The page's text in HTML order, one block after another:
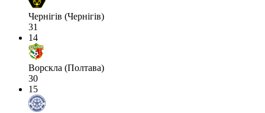
Чернігів (Чернігів)
31
14
Ворскла (Полтава)
30
15